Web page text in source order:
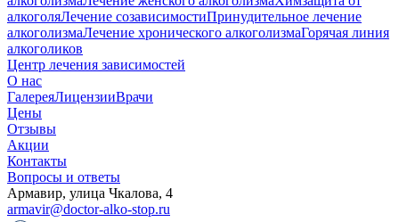
алкоголяЛечение созависимостиПринудительное лечение
алкоголизмаЛечение хронического алкоголизмаГорячая линия
алкоголиков
Центр лечения зависимостей
О нас
ГалереяЛицензииВрачи
Цены
Отзывы
Акции
Контакты
Вопросы и ответы
Армавир, улица Чкалова, 4
armavir@doctor-alko-stop.ru